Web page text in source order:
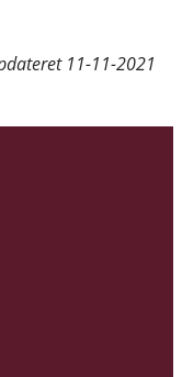
11-11-2021